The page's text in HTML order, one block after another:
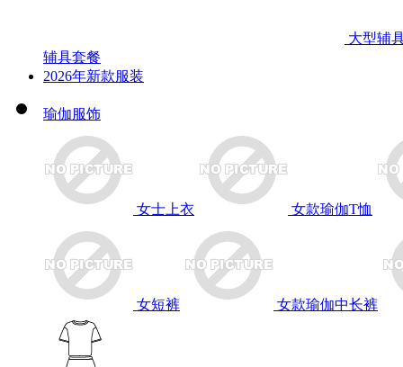
大型辅
辅具套餐
2026年新款服装
瑜伽服饰
女士上衣 女款瑜伽T恤
女短裤 女款瑜伽中长裤